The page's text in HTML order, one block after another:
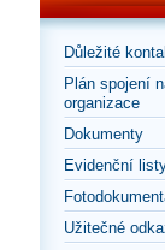
Důležité
Plán spojení
organizace
Dokumenty
Evidenční
Užitečné